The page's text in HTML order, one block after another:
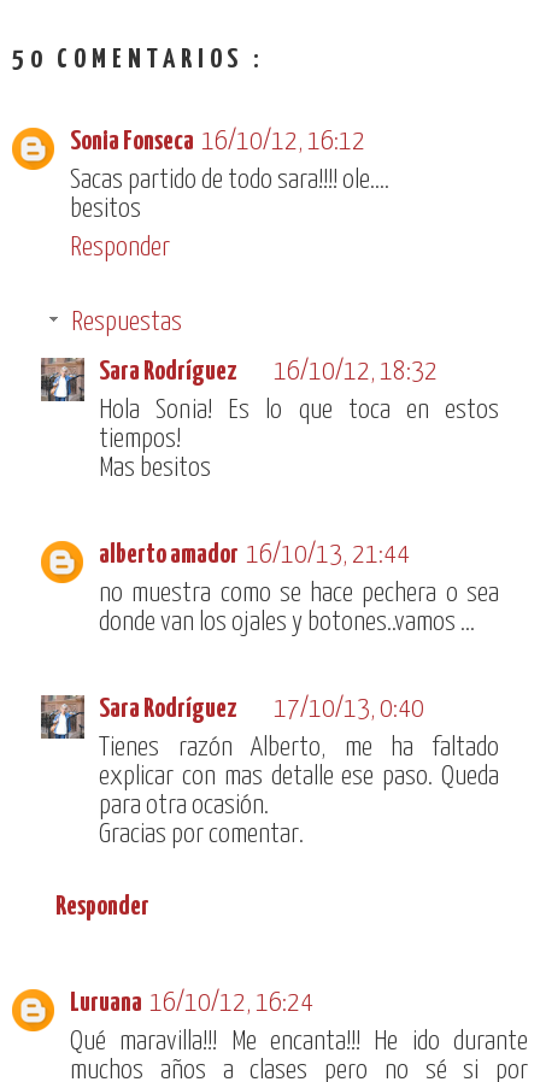
50 COMENTARIOS :
Sonia Fonseca 16/10/12, 16:12
Sacas partido de todo sara!!!! ole....
besitos
Responder
Respuestas
Sara Rodríguez
16/10/12, 18:32
Hola Sonia! Es lo que toca en estos
tiempos!
Mas besitos
alberto amador 16/10/13, 21:44
no muestra como se hace pechera o sea
donde van los ojales y botones..vamos ...
Sara Rodríguez
17/10/13, 0:40
Tienes razón Alberto, me ha faltado
explicar con mas detalle ese paso. Queda
para otra ocasión.
Gracias por comentar.
Responder
Luruana 16/10/12, 16:24
Qué maravilla!!! Me encanta!!! He ido durante
muchos años a clases pero no sé si por